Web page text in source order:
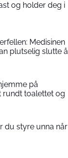
og holder deg i
Medisinen
plutselig slutte å
på
rundt toalettet og
du styre unna når